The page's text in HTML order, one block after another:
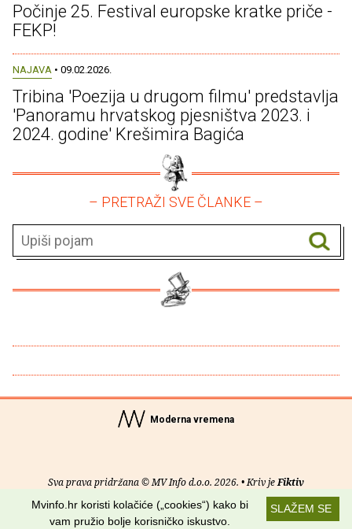
Počinje 25. Festival europske kratke priče -
FEKP!
NAJAVA • 09.02.2026.
Tribina 'Poezija u drugom filmu' predstavlja
'Panoramu hrvatskog pjesništva 2023. i
2024. godine' Krešimira Bagića
– PRETRAŽI SVE ČLANKE –
Moderna vremena
Sva prava pridržana © MV Info d.o.o. 2026. • Kriv jeFiktiv
Uvjeti korištenja RSS kanaliSLAŽEM SE
Mvinfo.hr koristi kolačiće („cookies“) kako bi
vam pružio bolje korisničko iskustvo.